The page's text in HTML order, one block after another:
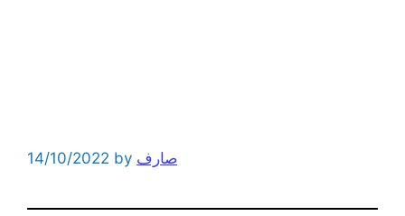
14/10/2022 by صارف